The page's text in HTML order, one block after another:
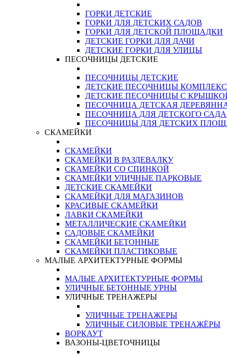
ГОРКИ ДЕТСКИЕ
ГОРКИ ДЛЯ ДЕТСКИХ САДОВ
ГОРКИ ДЛЯ ДЕТСКОЙ ПЛОЩАДКИ
ДЕТСКИЕ ГОРКИ ДЛЯ ДАЧИ
ДЕТСКИЕ ГОРКИ ДЛЯ УЛИЦЫ
ПЕСОЧНИЦЫ ДЕТСКИЕ
ПЕСОЧНИЦЫ ДЕТСКИЕ
ДЕТСКИЕ ПЕСОЧНИЦЫ
ДЕТСКИЕ ПЕСОЧНИЦЫ С
ПЕСОЧНИЦА ДЕТСКАЯ
ПЕСОЧНИЦА ДЛЯ ДЕТСКОГО САДА
ПЕСОЧНИЦЫ ДЛЯ ДЕТСКИХ
СКАМЕЙКИ
СКАМЕЙКИ
СКАМЕЙКИ В РАЗДЕВАЛКУ
СКАМЕЙКИ СО СПИНКОЙ
СКАМЕЙКИ УЛИЧНЫЕ ПАРКОВЫЕ
ДЕТСКИЕ СКАМЕЙКИ
СКАМЕЙКИ ДЛЯ МАГАЗИНОВ
КРАСИВЫЕ СКАМЕЙКИ
ЛАВКИ СКАМЕЙКИ
МЕТАЛЛИЧЕСКИЕ СКАМЕЙКИ
САДОВЫЕ СКАМЕЙКИ
СКАМЕЙКИ БЕТОННЫЕ
СКАМЕЙКИ ПЛАСТИКОВЫЕ
МАЛЫЕ АРХИТЕКТУРНЫЕ ФОРМЫ
МАЛЫЕ АРХИТЕКТУРНЫЕ ФОРМЫ
УЛИЧНЫЕ БЕТОННЫЕ УРНЫ
УЛИЧНЫЕ ТРЕНАЖЕРЫ
УЛИЧНЫЕ ТРЕНАЖЕРЫ
УЛИЧНЫЕ СИЛОВЫЕ ТРЕНАЖЁРЫ
ВОРКАУТ
ВАЗОНЫ-ЦВЕТОЧНИЦЫ